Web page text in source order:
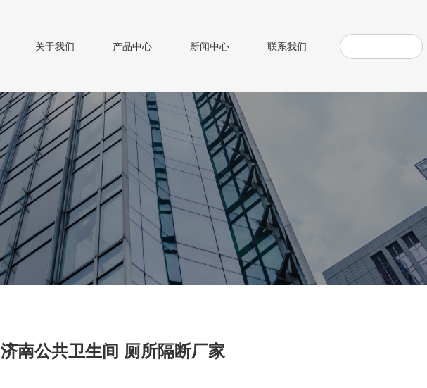
关于我们 产品中心 新闻中心 联系我们
济南公共卫生间 厕所隔断厂家